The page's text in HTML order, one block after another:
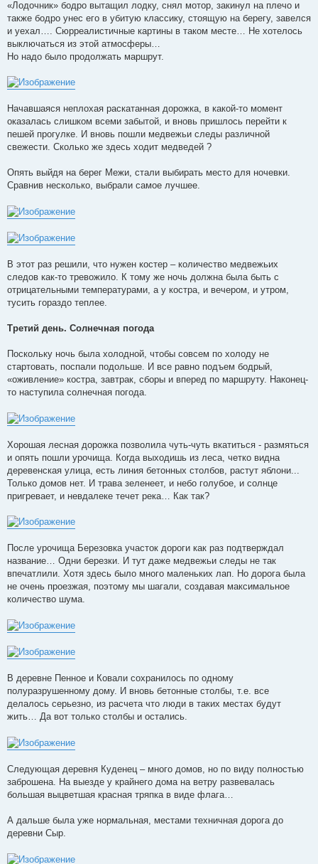
«Лодочник» бодро вытащил лодку, снял мотор, закинул на плечо и
также бодро унес его в убитую классику, стоящую на берегу, завелся
и уехал…. Сюрреалистичные картины в таком месте… Не хотелось
выключаться из этой атмосферы…
Но надо было продолжать маршрут.
Начавшаяся неплохая раскатанная дорожка, в какой-то момент
оказалась слишком всеми забытой, и вновь пришлось перейти к
пешей прогулке. И вновь пошли медвежьи следы различной
свежести. Сколько же здесь ходит медведей ?
Опять выйдя на берег Межи, стали выбирать место для ночевки.
Сравнив несколько, выбрали самое лучшее.
В этот раз решили, что нужен костер – количество медвежьих
следов как-то тревожило. К тому же ночь должна была быть с
отрицательными температурами, а у костра, и вечером, и утром,
тусить гораздо теплее.
Третий день. Солнечная погода
Поскольку ночь была холодной, чтобы совсем по холоду не
стартовать, поспали подольше. И все равно подъем бодрый,
«оживление» костра, завтрак, сборы и вперед по маршруту. Наконец-
то наступила солнечная погода.
Хорошая лесная дорожка позволила чуть-чуть вкатиться - размяться
и опять пошли урочища. Когда выходишь из леса, четко видна
деревенская улица, есть линия бетонных столбов, растут яблони...
Только домов нет. И трава зеленеет, и небо голубое, и солнце
пригревает, и невдалеке течет река… Как так?
После урочища Березовка участок дороги как раз подтверждал
название… Одни березки. И тут даже медвежьи следы не так
впечатлили. Хотя здесь было много маленьких лап. Но дорога была
не очень проезжая, поэтому мы шагали, создавая максимальное
количество шума.
В деревне Пенное и Ковали сохранилось по одному
полуразрушенному дому. И вновь бетонные столбы, т.е. все
делалось серьезно, из расчета что люди в таких местах будут
жить… Да вот только столбы и остались.
Следующая деревня Куденец – много домов, но по виду полностью
заброшена. На выезде у крайнего дома на ветру развевалась
большая выцветшая красная тряпка в виде флага…
А дальше была уже нормальная, местами техничная дорога до
деревни Сыр.